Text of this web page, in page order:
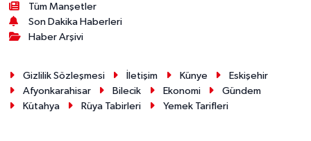
Tüm Manşetler
Son Dakika Haberleri
Haber Arşivi
Gizlilik Sözleşmesi İletişim Künye
Eskişehir
Afyonkarahisar
Bilecik Ekonomi
Gündem
Kütahya
Rüya Tabirleri Yemek Tarifleri